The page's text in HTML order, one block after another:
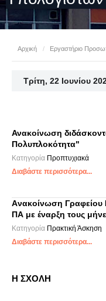
Αρχική / Eργαστήριo
Τρίτη, 22 Ιουνίου
Ανακοίνωση
Πολυπλοκότητα"
Κατηγορία Προπτυχιακά
Διαβάστε περισσότερα...
Aνακοίνωση Γραφείου
ΠΑ με έναρξη τους
Κατηγορία Πρακτική Άσκηση
Διαβάστε περισσότερα...
Η ΣΧΟΛΗ